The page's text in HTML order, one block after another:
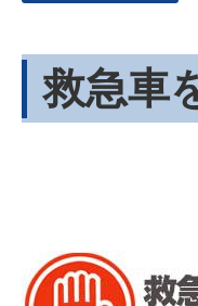
救急車